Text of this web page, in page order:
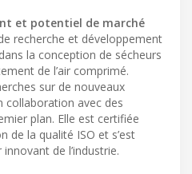
et potentiel de marché
recherche et développement
la conception de sécheurs
de l’air comprimé.
sur de nouveaux
collaboration avec des
plan. Elle est certifiée
de la qualité ISO et s’est
de l’industrie.